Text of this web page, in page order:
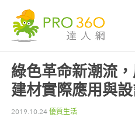
綠色革命新潮流
建材實際應用與
2019.10.24 優質生活